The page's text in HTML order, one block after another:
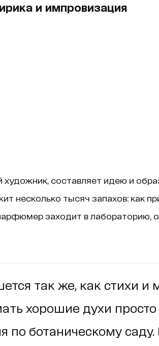
и импровизация
составляет идею и
несколько тысяч запахов: как
заходит в лабораторию,
так же, как стихи и
хорошие духи просто
по ботаническому саду.